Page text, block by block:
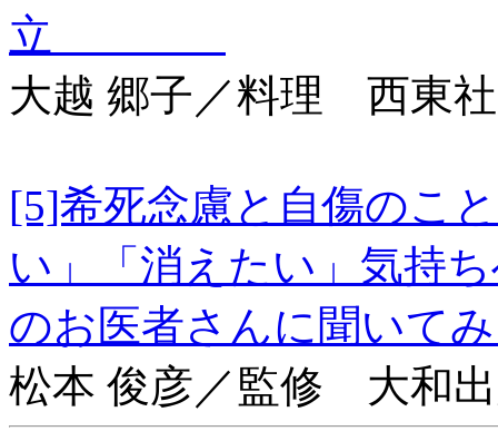
立
大越 郷子／料理 西東社
[5]希死念慮と自傷の
い」「消えたい」気持
のお医者さんに聞いて
松本 俊彦／監修 大和